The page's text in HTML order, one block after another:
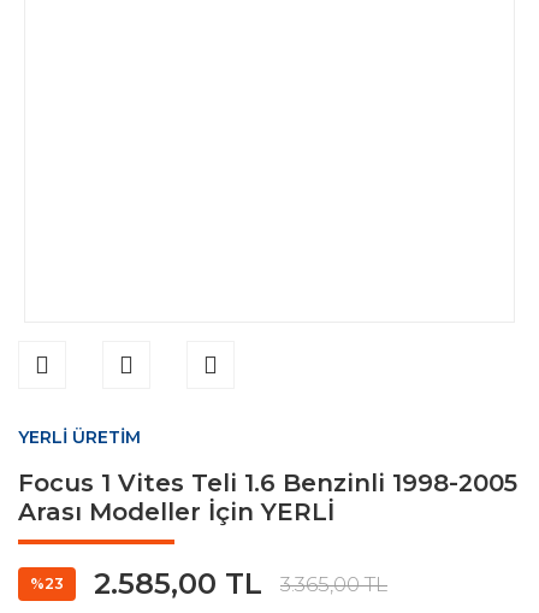
YERLİ ÜRETİM
Focus 1 Vites Teli 1.6 Benzinli 1998-2005
Arası Modeller İçin YERLİ
%23 2.585,00 TL 3.365,00 TL